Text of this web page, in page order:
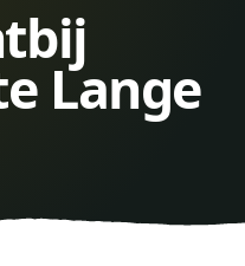
Lange